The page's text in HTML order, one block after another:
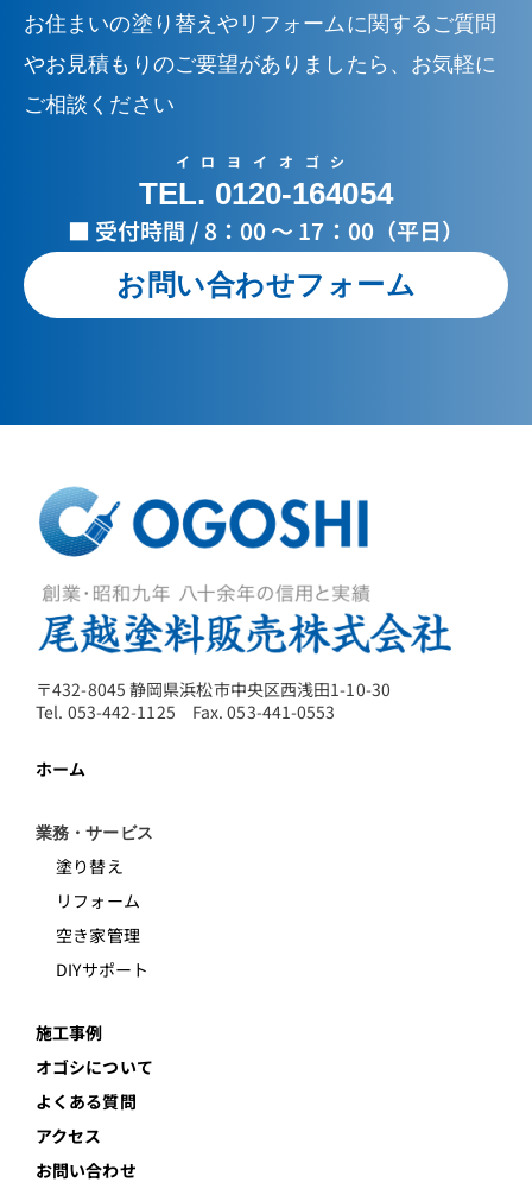
お住まいの塗り替えやリフォームに関するご質問
やお見積もりのご要望がありましたら、お気軽に
ご相談ください
イロヨイオゴシ
TEL. 0120-164054
■ 受付時間 / 8：00 ～ 17：00（平日）
お問い合わせフォーム
〒432-8045 静岡県浜松市中央区西浅田1-10-30
Tel. 053-442-1125 Fax. 053-441-0553
ホーム
業務・サービス
塗り替え
リフォーム
空き家管理
DIYサポート
施工事例
オゴシについて
よくある質問
アクセス
お問い合わせ